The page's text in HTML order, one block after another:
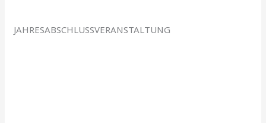
JAHRESABSCHLUSSVERANSTALTUNG